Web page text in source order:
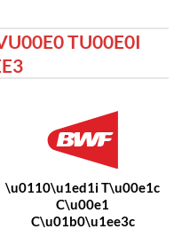
TU00E0I
\u0110\u1ed1i T\u00e1c
C\u00e1
C\u01b0\u1ee3c